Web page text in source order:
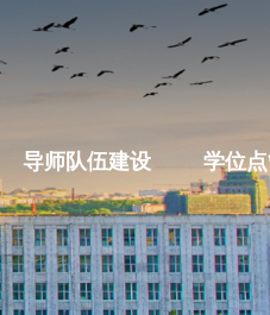
导师队伍建设 学位